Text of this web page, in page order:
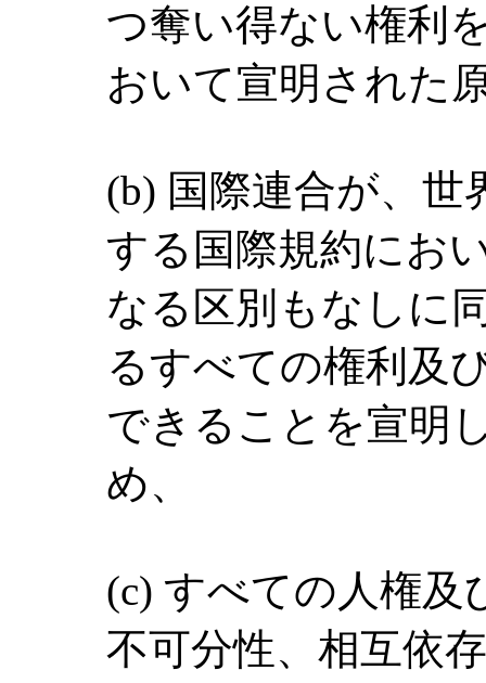
つ奪い得ない権利
おいて宣明された
(b) 国際連合が、世
する国際規約にお
なる区別もなしに
るすべての権利及
できることを宣明
め、
(c) すべての人権及
不可分性、相互依